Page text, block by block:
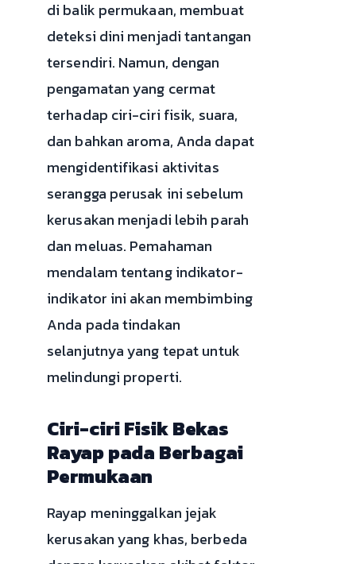
di balik permukaan, membuat
deteksi dini menjadi tantangan
tersendiri. Namun, dengan
pengamatan yang cermat
terhadap ciri-ciri fisik, suara,
dan bahkan aroma, Anda dapat
mengidentifikasi aktivitas
serangga perusak ini sebelum
kerusakan menjadi lebih parah
dan meluas. Pemahaman
mendalam tentang indikator-
indikator ini akan membimbing
Anda pada tindakan
selanjutnya yang tepat untuk
melindungi properti.
Ciri-ciri Fisik Bekas
Rayap pada Berbagai
Permukaan
Rayap meninggalkan jejak
kerusakan yang khas, berbeda